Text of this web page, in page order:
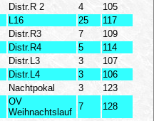
Distr.R 2 4
105
L16 25
117
Distr.R3 7
109
Distr.R4 5
114
Distr.L3 3
107
Distr.L4 3
106
Nachtpokal 3
123
OV
Weihnachtslauf
7
128